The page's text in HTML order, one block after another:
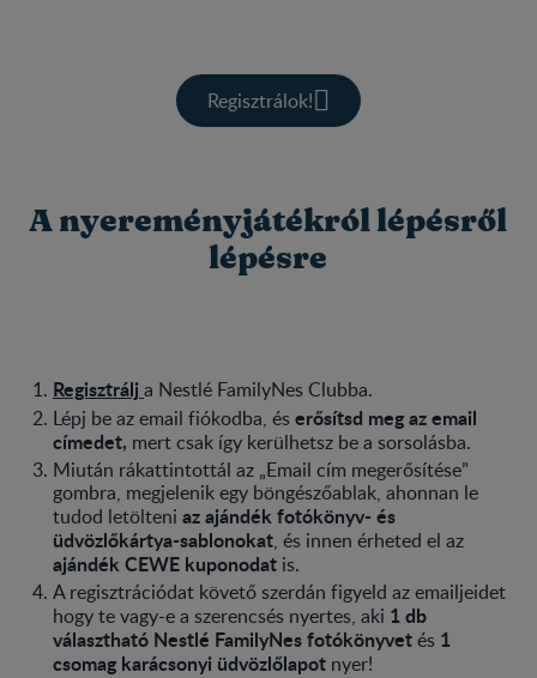
Regisztrálok!
A nyereményjátékról lépésről
lépésre
Regisztrálja Nestlé FamilyNes Clubba.
Lépj be az email fiókodba, éserősítsd meg az email
címedet, mert csak így kerülhetsz be a sorsolásba.
Miután rákattintottál az „Email cím megerősítése”
gombra, megjelenik egy böngészőablak, ahonnan le
tudod letölteni az ajándék fotókönyv- és
üdvözlőkártya-sablonokat, és innen érheted el az
ajándék CEWE kuponodat is.
A regisztrációdat követő szerdán figyeld az emailjeidet
hogy te vagy-e a szerencsés nyertes, aki 1 db
választható Nestlé FamilyNes fotókönyvetés 1
csomag karácsonyi üdvözlőlapot nyer!